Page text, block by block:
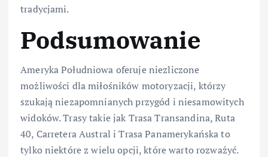
tradycjami.
Podsumowanie
Ameryka Południowa oferuje niezliczone
możliwości dla miłośników motoryzacji, którzy
szukają niezapomnianych przygód i niesamowitych
widoków. Trasy takie jak Trasa Transandina, Ruta
40, Carretera Austral i Trasa Panamerykańska to
tylko niektóre z wielu opcji, które warto rozważyć.